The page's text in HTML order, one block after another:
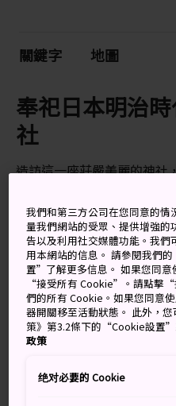
關鍵字 地圖
奉祀日本明治
社
造訪這一座莊嚴美麗的神社
的武士，曾經在松陰神社
他對於日本以外世界充滿好
的發展，許多他曾教導過的
1912) 紛紛成為推動日本革
知識補給站
松下村塾被聯合國教科文
伊藤博文的故居就在附近
我們和第三方公司在您同意的
量我們網站的受眾、提供增強的
告以及利用社交媒體功能。我們
用本網站的信息。 請參閱我們
置”了解更多信息。 如果您同
“接受所有 Cookie”。請點擊
們的所有 Cookie。如果您同意
器開關移至活動狀態。 此外，
策》第3.2條下的“Cookie設置”
政策
绝对必要的 Cookie